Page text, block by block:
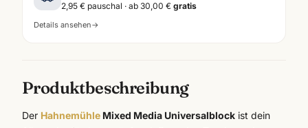
2,95 € pauschal · ab 30,00 € gratis
Details ansehen→
Produktbeschreibung
Der Hahnemühle Mixed Media Universalblock ist dein